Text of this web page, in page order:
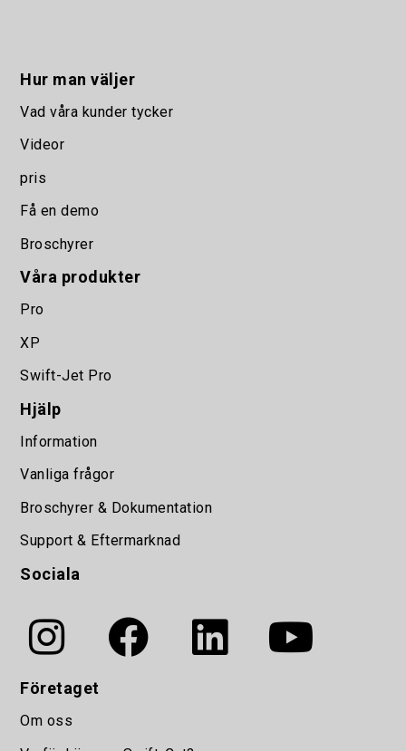
Hur man väljer
Vad våra kunder tycker
Videor
pris
Få en demo
Broschyrer
Våra produkter
Pro
XP
Swift-Jet Pro
Hjälp
Information
Vanliga frågor
Broschyrer & Dokumentation
Support & Eftermarknad
Sociala
Företaget
Om oss